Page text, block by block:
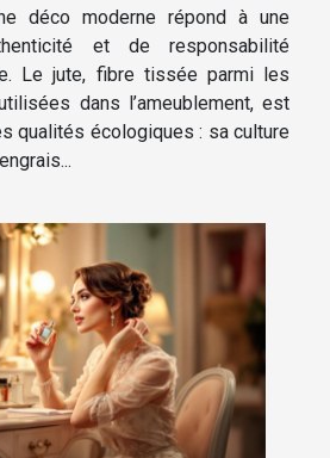
déco moderne répond à une
et de responsabilité
Le jute, fibre tissée parmi les
dans l’ameublement, est
qualités écologiques : sa culture